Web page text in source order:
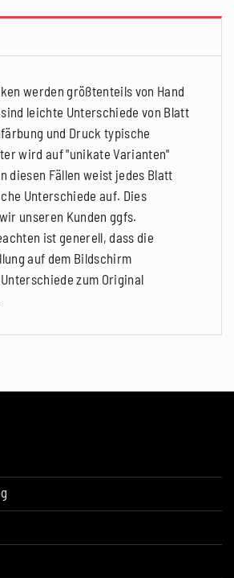
werden größtenteils von Hand
leichte Unterschiede von Blatt
und Druck typische
wird auf "unikate Varianten"
diesen Fällen weist jedes Blatt
Unterschiede auf. Dies
unseren Kunden ggfs.
ist generell, dass die
auf dem Bildschirm
zum Original